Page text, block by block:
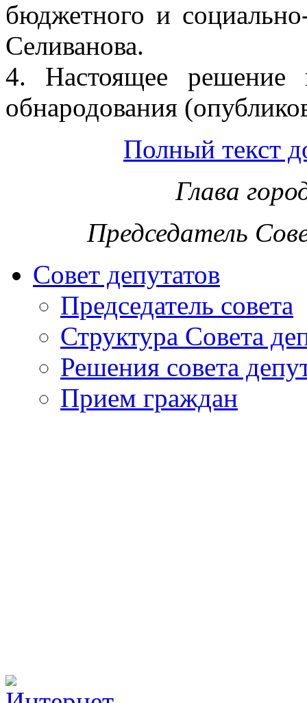
бюджетного и
Селиванова.
4. Настоящее решение
обнародования
Полный текст
Глава
Председатель
Совет депутатов
Председатель совета
Структура Совета
Решения совета
Прием граждан